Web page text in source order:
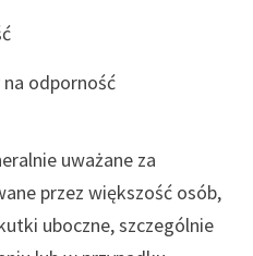
odporność
uważane za
przez większość osób,
uboczne, szczególnie